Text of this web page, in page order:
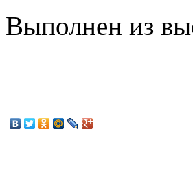
Выполнен из